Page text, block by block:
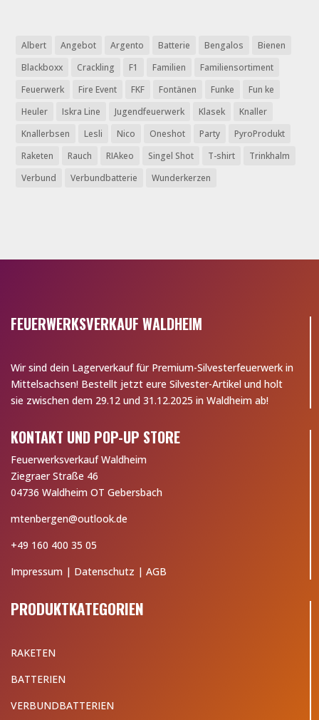
Albert Angebot Argento Batterie Bengalos
Bienen
Blackboxx
Crackling F1 Familien
Familiensortiment
Feuerwerk
Fire Event FKF Fontänen Funke
Fun ke
Heuler
Iskra Line Jugendfeuerwerk Klasek
Knaller
Knallerbsen
Lesli Nico Oneshot Party
PyroProdukt
Raketen
Rauch RIAkeo Singel Shot T-shirt
Trinkhalm
Verbund
Verbundbatterie Wunderkerzen
FEUERWERKSVERKAUF WALDHEIM
Wir sind dein Lagerverkauf für Premium-Silvesterfeuerwerk in
Mittelsachsen! Bestellt jetzt eure Silvester-Artikel und holt
sie zwischen dem 29.12 und 31.12.2025 in Waldheim ab!
KONTAKT UND POP-UP STORE
Feuerwerksverkauf Waldheim
Ziegraer Straße 46
04736 Waldheim OT Gebersbach
mtenbergen@outlook.de
+49 160 400 35 05
Impressum | Datenschutz |AGB
PRODUKTKATEGORIEN
RAKETEN
BATTERIEN
VERBUNDBATTERIEN